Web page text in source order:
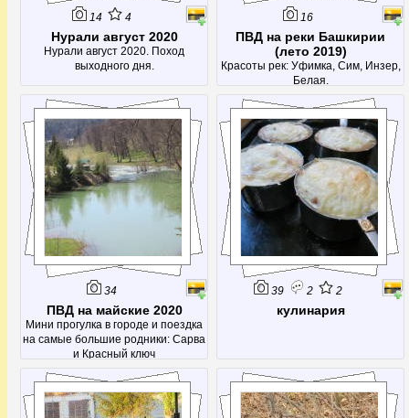
14 4
Нурали август 2020
Нурали август 2020. Поход
выходного дня.
16
ПВД на реки Башкирии
(лето 2019)
Красоты рек: Уфимка, Сим, Инзер,
Белая.
34
ПВД на майские 2020
Мини прогулка в городе и поездка
на самые большие родники: Сарва
и Красный ключ
39 2 2
кулинария